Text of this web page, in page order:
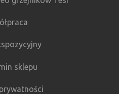
sklepu